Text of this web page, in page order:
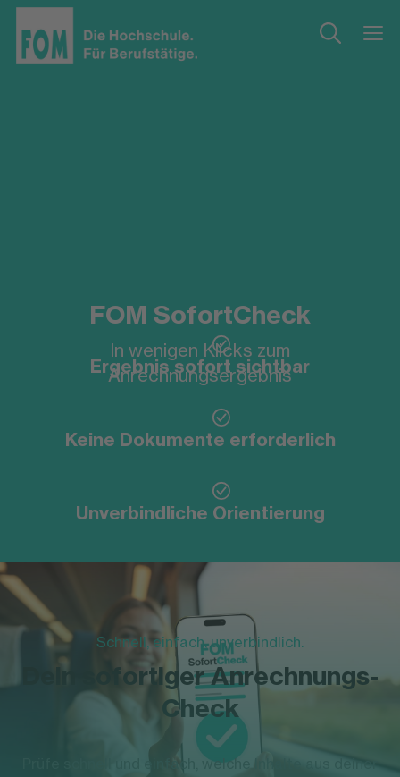
FOM SofortCheck
In wenigen Klicks zum
Anrechnungsergebnis
Ergebnis sofort sichtbar
Keine Dokumente erforderlich
Unverbindliche Orientierung
Schnell, einfach, unverbindlich.
Dein sofortiger Anrechnungs-
Check
Prüfe schnell und einfach, welche Inhalte aus deiner